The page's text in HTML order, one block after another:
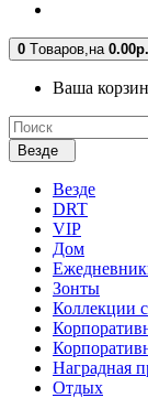
0 Tоваров,на 0.00р.
Ваша
Везде
Везде
DRT
VIP
Дом
Зонты
Коллекции
Наградная
Отдых